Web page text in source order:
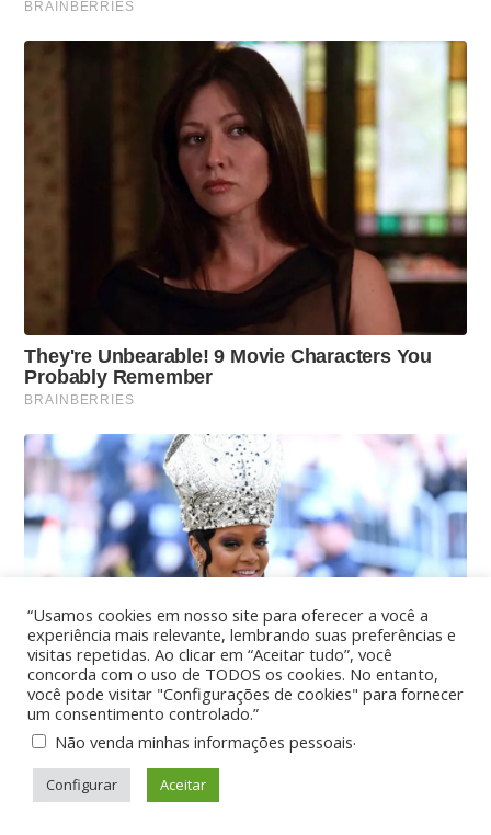
“Usamos cookies em nosso site para oferecer a você a
experiência mais relevante, lembrando suas preferências e
visitas repetidas. Ao clicar em “Aceitar tudo”, você
concorda com o uso de TODOS os cookies. No entanto,
você pode visitar "Configurações de cookies" para fornecer
um consentimento controlado.”
Não venda minhas informações pessoais.
Configurar Aceitar